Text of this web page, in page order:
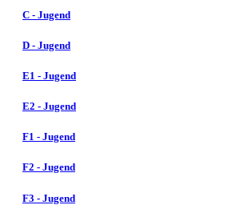
C - Jugend
D - Jugend
E1 - Jugend
E2 - Jugend
F1 - Jugend
F2 - Jugend
F3 - Jugend